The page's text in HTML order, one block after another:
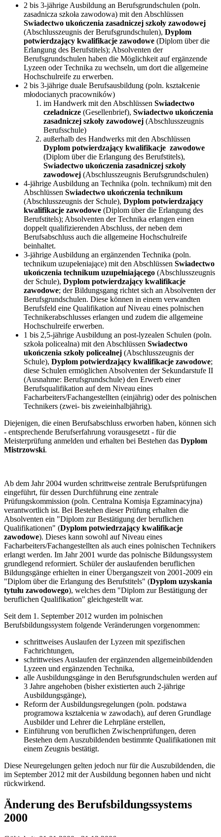
2 bis 3-jährige Ausbildung an Berufsgrundschulen (poln.
zasadnicza szkoła zawodowa) mit den Abschlüssen
Swiadectwo ukończenia zasadniczej szkoły zawodowej
(Abschlusszeugnis der Berufsgrundschulen), Dyplom
potwierdzający kwalifikacje zawodowe (Diplom über die
Erlangung des Berufstitels); Absolventen der
Berufsgrundschulen haben die Möglichkeit auf ergänzende
Lyzeen oder Technika zu wechseln, um dort die allgemeine
Hochschulreife zu erwerben.
2 bis 3-jährige duale Berufsausbildung (poln. kształcenie
młodocianych pracowników)
im Handwerk mit den Abschlüssen Swiadectwo
czeladnicze (Gesellenbrief), Swiadectwo ukończenia
zasadniczej szkoły zawodowej (Abschlusszeugnis
Berufsschule)
außerhalb des Handwerks mit den Abschlüssen
Dyplom potwierdzający kwalifikacje zawodowe
(Diplom über die Erlangung des Berufstitels),
Swiadectwo ukończenia zasadniczej szkoły
zawodowej (Abschlusszeugnis Berufsgrundschulen)
4-jährige Ausbildung an Technika (poln. technikum) mit den
Abschlüssen Swiadectwo ukończenia technikum
(Abschlusszeugnis der Schule), Dyplom potwierdzający
kwalifikacje zawodowe (Diplom über die Erlangung des
Berufstitels); Absolventen der Technika erlangen einen
doppelt qualifizierenden Abschluss, der neben dem
Berufsabschluss auch die allgemeine Hochschulreife
beinhaltet.
3-jährige Ausbildung an ergänzenden Technika (poln.
technikum uzupełeniające) mit den Abschlüssen Swiadectwo
ukończenia technikum uzupełniającego (Abschlusszeugnis
der Schule), Dyplom potwierdzający kwalifikacje
zawodowe; der Bildungsgang richtet sich an Absolventen der
Berufsgrundschulen. Diese können in einem verwandten
Berufsfeld eine Qualifikation auf Niveau eines polnischen
Technikerabschlusses erlangen und zudem die allgemeine
Hochschulreife erwerben.
1 bis 2,5-jährige Ausbildung an post-lyzealen Schulen (poln.
szkoła policealna) mit den Abschlüssen Swiadectwo
ukończenia szkoły policealnej (Abschlusszeugnis der
Schule), Dyplom potwierdzający kwalifikacje zawodowe;
diese Schulen ermöglichen Absolventen der Sekundarstufe II
(Ausnahme: Berufsgrundschule) den Erwerb einer
Berufsqualifikation auf dem Niveau eines
Facharbeiters/Fachangestellten (einjährig) oder des polnischen
Technikers (zwei- bis zweieinhalbjährig).
Diejenigen, die einen Berufsabschluss erworben haben, können sich
- entsprechende Berufserfahrung vorausgesetzt - für die
Meisterprüfung anmelden und erhalten bei Bestehen das Dyplom
Mistrzowski.
Ab dem Jahr 2004 wurden schrittweise zentrale Berufsprüfungen
eingeführt, für dessen Durchführung eine zentrale
Prüfungskommission (poln. Centralna Komisja Egzaminacyjna)
verantwortlich ist. Bei Bestehen dieser Prüfung erhalten die
Absolventen ein "Diplom zur Bestätigung der beruflichen
Qualifikationen" (Dyplom potwiedrzający kwalifikacje
zawodowe). Dieses kann sowohl auf Niveau eines
Facharbeiters/Fachangestellten als auch eines polnischen Technikers
erlangt werden. Im Jahr 2001 wurde das polnische Bildungssystem
grundlegend reformiert. Schüler der auslaufenden beruflichen
Bildungsgänge erhielten in einer Übergangszeit von 2001-2009 ein
"Diplom über die Erlangung des Berufstitels" (Dyplom uzyskania
tytułu zawodowego), welches dem "Diplom zur Bestätigung der
beruflichen Qualifikation" gleichgestellt war.
Seit dem 1. September 2012 wurden im polnischen
Berufsbildungssystem folgende Veränderungen vorgenommen:
schrittweises Auslaufen der Lyzeen mit spezifischen
Fachrichtungen,
schrittweises Auslaufen der ergänzenden allgemeinbildenden
Lyzeen und ergänzenden Technika,
alle Ausbildungsgänge in den Berufsgrundschulen werden auf
3 Jahre angehoben (bisher existierten auch 2-jährige
Ausbildungsgänge),
Reform der Ausbildungsregelungen (poln. podstawa
programowa kształcenia w zawodach), auf deren Grundlage
Ausbilder und Lehrer die Lehrpläne erstellen,
Einführung von beruflichen Zwischenprüfungen, deren
Bestehen dem Auszubildenden bestimmte Qualifikationen mit
einem Zeugnis bestätigt.
Diese Neuregelungen gelten jedoch nur für die Auszubildenden, die
im September 2012 mit der Ausbildung begonnen haben und nicht
rückwirkend.
Änderung des Berufsbildungssystems
2000